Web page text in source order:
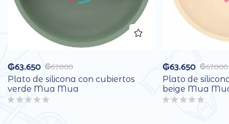
₲67.000
₲63.650
Plato de silicona con cubiertos
verde Mua Mua
₲67.000
₲63.650
Plato de
beige Mua